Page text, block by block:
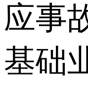
应事
基础